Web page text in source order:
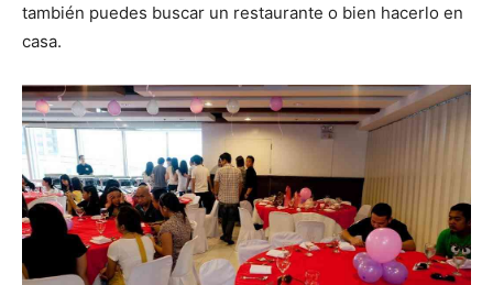
también puedes buscar un restaurante o bien hacerlo en
casa.